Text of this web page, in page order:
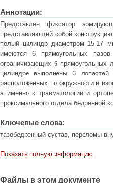
Аннотации:
Представлен фиксатор
представляющий собой
полый цилиндр диаметром 15-17
имеются 6 прямоугольных
ограничивающих 6 прямоугольных
цилиндре выполнены 6
расположенных по окружности и
а именно к травматологии и
проксимального отдела бедренной
Ключевые слова:
тазобедренный сустав, переломы
Показать полную информацию
Файлы в этом документе